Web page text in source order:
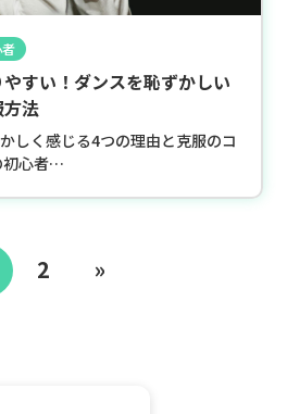
すい！ダンスを恥ずかしい
法
しく感じる4つの理由と克服のコ
初心者…
2 »